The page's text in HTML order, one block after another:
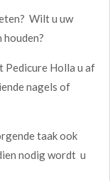
Wilt u uw
Pedicure Holla u af
nagels of
taak ook
nodig wordt u